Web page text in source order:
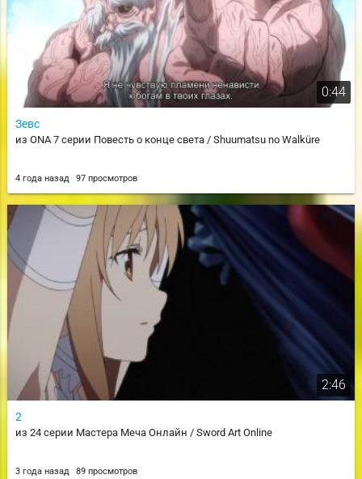
0:44
Зевс
из ONA 7 серии Повесть о конце света / Shuumatsu no Walküre
4 года назад 97 просмотров
2:46
2
из 24 серии Мастера Меча Онлайн / Sword Art Online
3 года назад 89 просмотров